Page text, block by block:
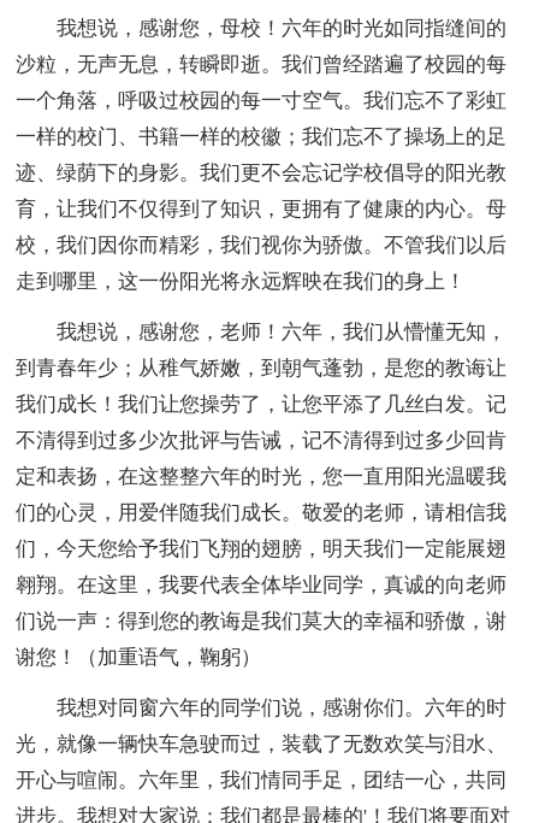
我想说，感谢您，母校！六年的时光如同指缝间的
沙粒，无声无息，转瞬即逝。我们曾经踏遍了校园的每
一个角落，呼吸过校园的每一寸空气。我们忘不了彩虹
一样的校门、书籍一样的校徽；我们忘不了操场上的足
迹、绿荫下的身影。我们更不会忘记学校倡导的阳光教
育，让我们不仅得到了知识，更拥有了健康的内心。母
校，我们因你而精彩，我们视你为骄傲。不管我们以后
走到哪里，这一份阳光将永远辉映在我们的身上！
我想说，感谢您，老师！六年，我们从懵懂无知，
到青春年少；从稚气娇嫩，到朝气蓬勃，是您的教诲让
我们成长！我们让您操劳了，让您平添了几丝白发。记
不清得到过多少次批评与告诫，记不清得到过多少回肯
定和表扬，在这整整六年的时光，您一直用阳光温暖我
们的心灵，用爱伴随我们成长。敬爱的老师，请相信我
们，今天您给予我们飞翔的翅膀，明天我们一定能展翅
翱翔。在这里，我要代表全体毕业同学，真诚的向老师
们说一声：得到您的教诲是我们莫大的幸福和骄傲，谢
谢您！（加重语气，鞠躬）
我想对同窗六年的同学们说，感谢你们。六年的时
光，就像一辆快车急驶而过，装载了无数欢笑与泪水、
开心与喧闹。六年里，我们情同手足，团结一心，共同
进步。我想对大家说：我们都是最棒的'！我们将要面对